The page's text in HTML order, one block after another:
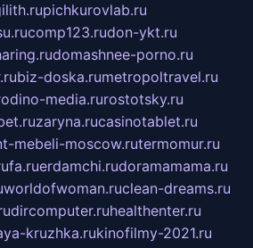
pichkurovlab.ru
comp123.rudon-ykt.ru
domashnee-porno.ru
biz-doska.rumetropoltravel.ru
media.rurostotsky.ru
zaryna.rucasinotablet.ru
mebeli-moscow.rutermomur.ru
erdamchi.rudoramamama.ru
worldofwoman.ruclean-dreams.ru
dircomputer.ruhealthenter.ru
kruzhka.rukinofilmy-2021.ru